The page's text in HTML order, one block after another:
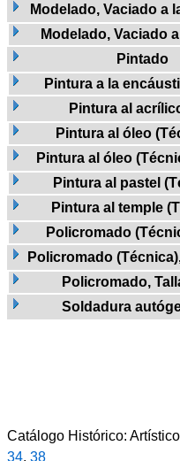
Modelado, Vaciado a
Modelado, Vaciado
Pintado
Pintura a la
Pintura al
Pintura al óleo
Pintura al óleo
Pintura al pastel
Pintura al temple
Policromado
Policromado
Policromado,
Soldadura
Catálogo Histórico:
34, 38